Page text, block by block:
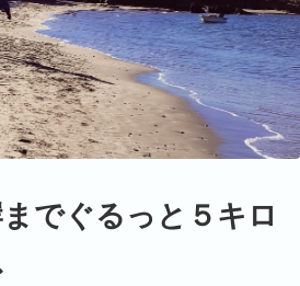
でぐるっと５キロ